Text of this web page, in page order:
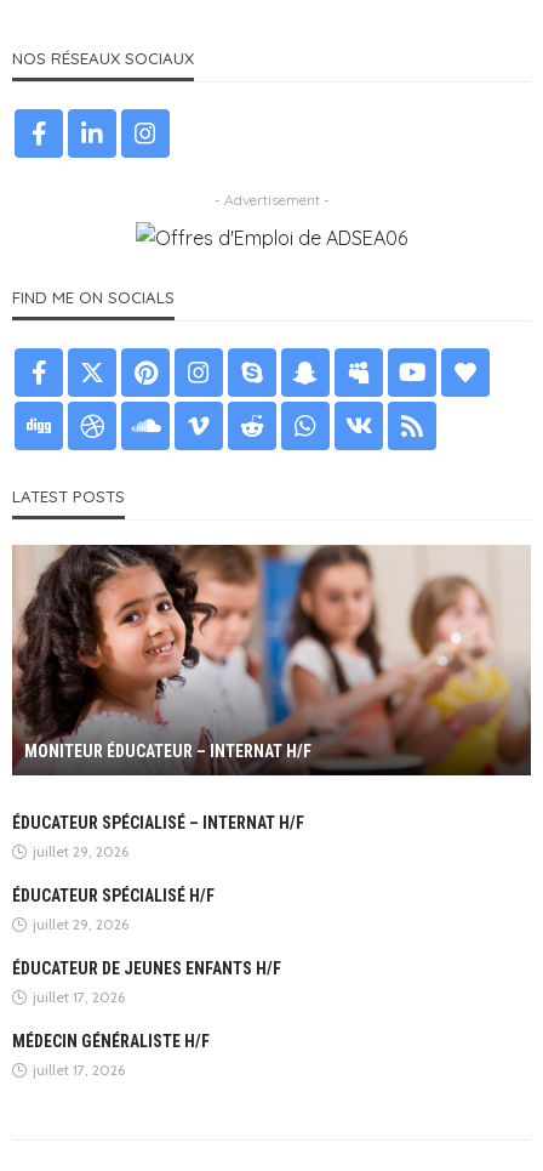
NOS RÉSEAUX SOCIAUX
- Advertisement -
FIND ME ON SOCIALS
LATEST POSTS
MONITEUR ÉDUCATEUR – INTERNAT H/F
ÉDUCATEUR SPÉCIALISÉ – INTERNAT H/F
juillet 29, 2026
ÉDUCATEUR SPÉCIALISÉ H/F
juillet 29, 2026
ÉDUCATEUR DE JEUNES ENFANTS H/F
juillet 17, 2026
MÉDECIN GÉNÉRALISTE H/F
juillet 17, 2026